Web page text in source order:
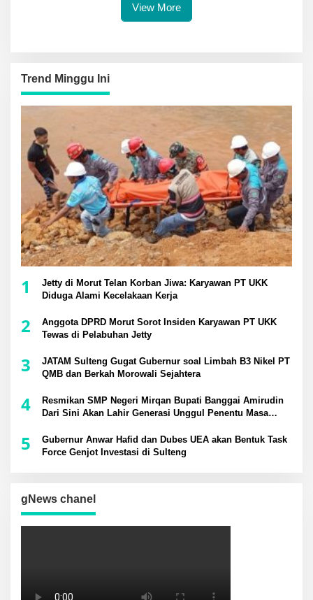
View More
Trend Minggu Ini
1
Jetty di Morut Telan Korban Jiwa: Karyawan PT UKK
Diduga Alami Kecelakaan Kerja
2
Anggota DPRD Morut Sorot Insiden Karyawan PT UKK
Tewas di Pelabuhan Jetty
3
JATAM Sulteng Gugat Gubernur soal Limbah B3 Nikel PT
QMB dan Berkah Morowali Sejahtera
4
Resmikan SMP Negeri Mirqan Bupati Banggai Amirudin
Dari Sini Akan Lahir Generasi Unggul Penentu Masa
5
Gubernur Anwar Hafid dan Dubes UEA akan Bentuk Task
Force Genjot Investasi di Sulteng
gNews chanel